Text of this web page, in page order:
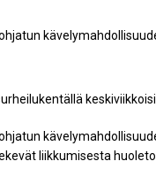
liikkumisesta